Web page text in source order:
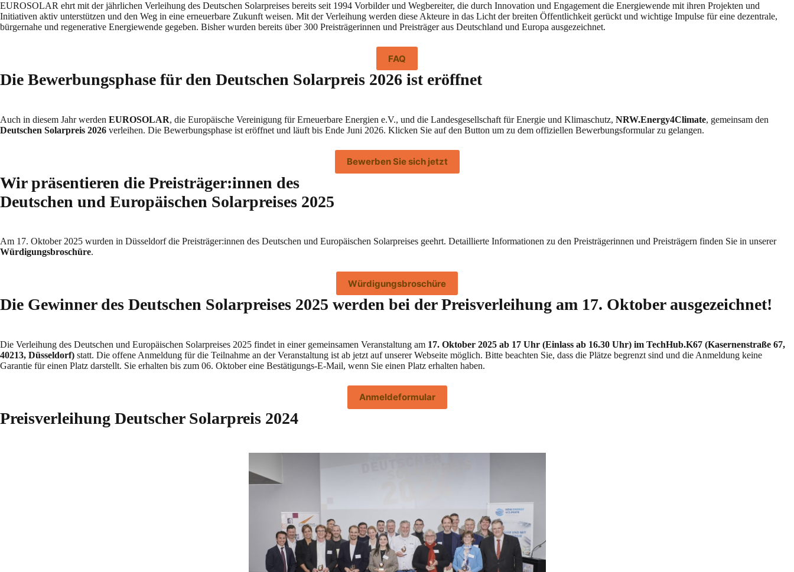
EUROSOLAR ehrt mit der jährlichen Verleihung des Deutschen Solarpreises bereits seit 1994 Vorbilder und Wegbereiter, die durch Innovation und Engagement die Energiewende mit ihren Projekten und
Initiativen aktiv unterstützen und den Weg in eine erneuerbare Zukunft weisen. Mit der Verleihung werden diese Akteure in das Licht der breiten Öffentlichkeit gerückt und wichtige Impulse für eine dezentrale,
bürgernahe und regenerative Energiewende gegeben. Bisher wurden bereits über 300 Preisträgerinnen und Preisträger aus Deutschland und Europa ausgezeichnet.
FAQ
Die Bewerbungsphase für den Deutschen Solarpreis 2026 ist eröffnet
Auch in diesem Jahr werden EUROSOLAR, die Europäische Vereinigung für Erneuerbare Energien e.V., und die Landesgesellschaft für Energie und Klimaschutz, NRW.Energy4Climate, gemeinsam den
Deutschen Solarpreis 2026 verleihen. Die Bewerbungsphase ist eröffnet und läuft bis Ende Juni 2026. Klicken Sie auf den Button um zu dem offiziellen Bewerbungsformular zu gelangen.
Bewerben Sie sich jetzt
Wir präsentieren die Preisträger:innen des
Deutschen und Europäischen Solarpreises 2025
Am 17. Oktober 2025 wurden in Düsseldorf die Preisträger:innen des Deutschen und Europäischen Solarpreises geehrt. Detaillierte Informationen zu den Preisträgerinnen und Preisträgern finden Sie in unserer
Würdigungsbroschüre.
Würdigungsbroschüre
Die Gewinner des Deutschen Solarpreises 2025 werden bei der Preisverleihung am 17. Oktober ausgezeichnet!
Die Verleihung des Deutschen und Europäischen Solarpreises 2025 findet in einer gemeinsamen Veranstaltung am 17. Oktober 2025 ab 17 Uhr (Einlass ab 16.30 Uhr) im TechHub.K67 (Kasernenstraße 67,
40213, Düsseldorf) statt. Die offene Anmeldung für die Teilnahme an der Veranstaltung ist ab jetzt auf unserer Webseite möglich. Bitte beachten Sie, dass die Plätze begrenzt sind und die Anmeldung keine
Garantie für einen Platz darstellt. Sie erhalten bis zum 06. Oktober eine Bestätigungs-E-Mail, wenn Sie einen Platz erhalten haben.
Anmeldeformular
Preisverleihung Deutscher Solarpreis 2024